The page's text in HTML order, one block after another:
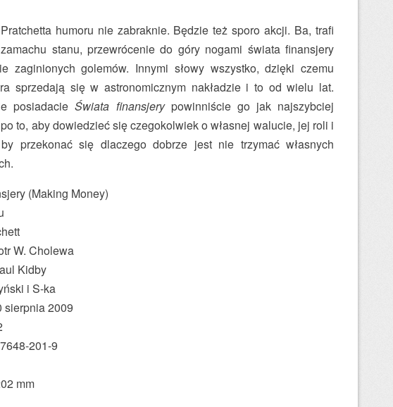
humoru nie zabraknie. Będzie też sporo akcji. Ba, trafi
stanu, przewrócenie do góry nogami świata finansjery
zaginionych golemów. Innymi słowy wszystko, dzięki czemu
sprzedają się w astronomicznym nakładzie i to od wielu lat.
posiadacieŚwiata finansjerypowinniście go jak najszybciej
to, aby dowiedzieć się czegokolwiek o własnej walucie, jej roli i
przekonać się dlaczego dobrze jest nie trzymać własnych
(Making Money)
W. Cholewa
Kidby
i S-ka
sierpnia 2009
201-9
mm